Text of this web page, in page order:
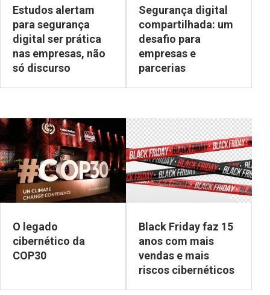
Estudos alertam
para segurança
digital ser prática
nas empresas, não
só discurso
Segurança digital
compartilhada: um
desafio para
empresas e
parcerias
O legado
cibernético da
COP30
Black Friday faz 15
anos com mais
vendas e mais
riscos cibernéticos